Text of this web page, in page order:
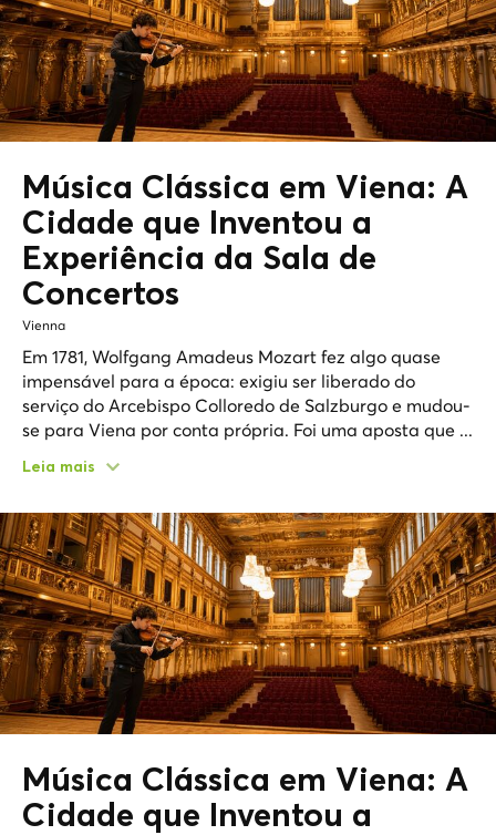
Música Clássica em Viena: A
Cidade que Inventou a
Experiência da Sala de
Concertos
Vienna
Em 1781, Wolfgang Amadeus Mozart fez algo quase
impensável para a época: exigiu ser liberado do
serviço do Arcebispo Colloredo de Salzburgo e mudou-
se para Viena por conta própria. Foi uma aposta que ...
Leia mais
Música Clássica em Viena: A
Cidade que Inventou a